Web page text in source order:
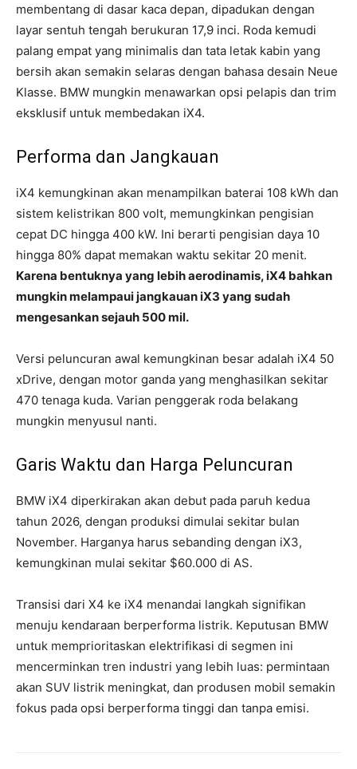
membentang di dasar kaca depan, dipadukan dengan
layar sentuh tengah berukuran 17,9 inci. Roda kemudi
palang empat yang minimalis dan tata letak kabin yang
bersih akan semakin selaras dengan bahasa desain Neue
Klasse. BMW mungkin menawarkan opsi pelapis dan trim
eksklusif untuk membedakan iX4.
Performa dan Jangkauan
iX4 kemungkinan akan menampilkan baterai 108 kWh dan
sistem kelistrikan 800 volt, memungkinkan pengisian
cepat DC hingga 400 kW. Ini berarti pengisian daya 10
hingga 80% dapat memakan waktu sekitar 20 menit.
Karena bentuknya yang lebih aerodinamis, iX4 bahkan
mungkin melampaui jangkauan iX3 yang sudah
mengesankan sejauh 500 mil.
Versi peluncuran awal kemungkinan besar adalah iX4 50
xDrive, dengan motor ganda yang menghasilkan sekitar
470 tenaga kuda. Varian penggerak roda belakang
mungkin menyusul nanti.
Garis Waktu dan Harga Peluncuran
BMW iX4 diperkirakan akan debut pada paruh kedua
tahun 2026, dengan produksi dimulai sekitar bulan
November. Harganya harus sebanding dengan iX3,
kemungkinan mulai sekitar $60.000 di AS.
Transisi dari X4 ke iX4 menandai langkah signifikan
menuju kendaraan berperforma listrik. Keputusan BMW
untuk memprioritaskan elektrifikasi di segmen ini
mencerminkan tren industri yang lebih luas: permintaan
akan SUV listrik meningkat, dan produsen mobil semakin
fokus pada opsi berperforma tinggi dan tanpa emisi.